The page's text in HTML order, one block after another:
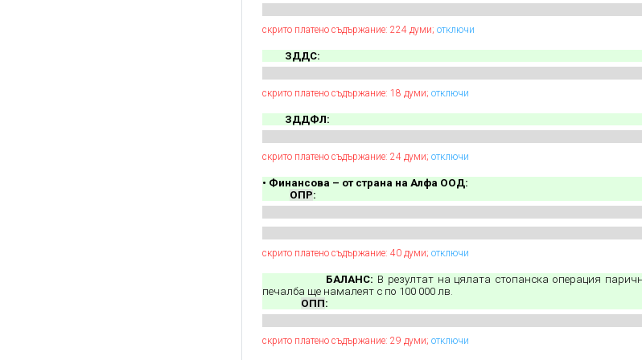
скрито платено съдържание: 224 думи; отключи
ЗДДС:
скрито платено съдържание: 18 думи; отключи
ЗДДФЛ:
скрито платено съдържание: 24 думи; отключи
• Финансова – от страна на Алфа ООД:
ОПР:
скрито платено съдържание: 40 думи; отключи
БАЛАНС: В резултат на цялата стопанска операция
печалба ще намалеят с по 100 000 лв.
ОПП:
скрито платено съдържание: 29 думи; отключи